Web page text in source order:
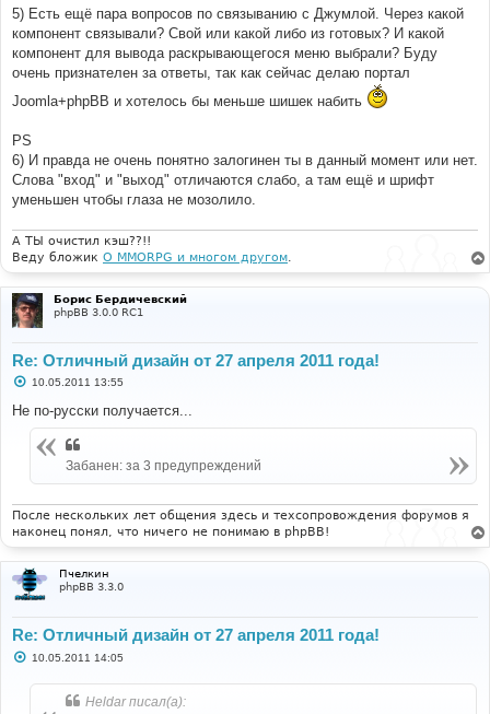
5) Есть ещё пара вопросов по связыванию с Джумлой. Через какой
компонент связывали? Свой или какой либо из готовых? И какой
компонент для вывода раскрывающегося меню выбрали? Буду
очень признателен за ответы, так как сейчас делаю портал
Joomla+phpBB и хотелось бы меньше шишек набить
PS
6) И правда не очень понятно залогинен ты в данный момент или нет.
Слова "вход" и "выход" отличаются слабо, а там ещё и шрифт
уменьшен чтобы глаза не мозолило.
А ТЫ очистил кэш??!!
Веду бложик О MMORPG и многом другом.
Борис Бердичевский
phpBB 3.0.0 RC1
Re: Отличный дизайн от 27 апреля 2011 года!
С
о
б
щ
10.05.2011 13:55
Не по-русски получается...
Забанен: за 3 предупреждений
После нескольких лет общения здесь и техсопровождения форумов я
наконец понял, что ничего не понимаю в phpBB!
Пчелкин
phpBB 3.3.0
Re: Отличный дизайн от 27 апреля 2011 года!
С10.05.2011 14:05
Heldar писал(а):